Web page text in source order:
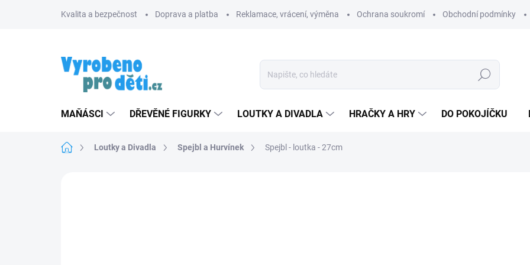
Kvalita a bezpečnost Doprava a platba Reklamace, vrácení, výměna Ochrana soukromí Obchodní podmínky
Hledat
MAŇÁSCI DŘEVĚNÉ FIGURKY LOUTKY A DIVADLA HRAČKY A HRY DO POKOJÍČKU
Domů Loutky a Divadla Spejbl a Hurvínek Spejbl - loutka - 27cm